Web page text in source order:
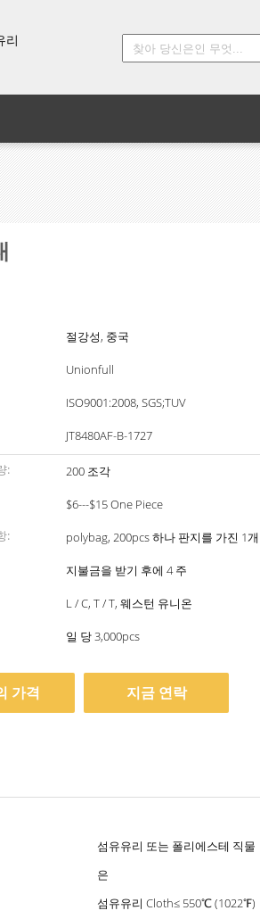
리
절강성, 중국
Unionfull
ISO9001:2008, SGS;TUV
JT8480AF-B-1727
:
200 조각
$6---$15 One Piece
:
polybag, 200pcs 하나 판지를 가진 1
지불금을 받기 후에 4 주
L / C, T / T, 웨스턴 유니온
일 당 3,000pcs
가격 지금 연락
섬유유리 또는 폴리에스테 직물
은
섬유유리 Cloth≤ 550℃ (1022℉)